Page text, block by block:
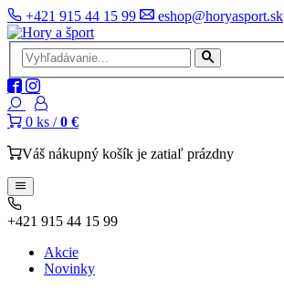
+421 915 44 15 99 eshop@horyasport.sk
0 ks / 0 €
Váš nákupný košík je zatiaľ prázdny
+421 915 44 15 99
Akcie
Novinky